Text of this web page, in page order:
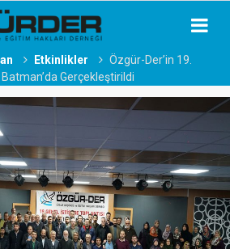
Etkinlikler
Özgür-Der’in 19.
Gerçekleştirildi